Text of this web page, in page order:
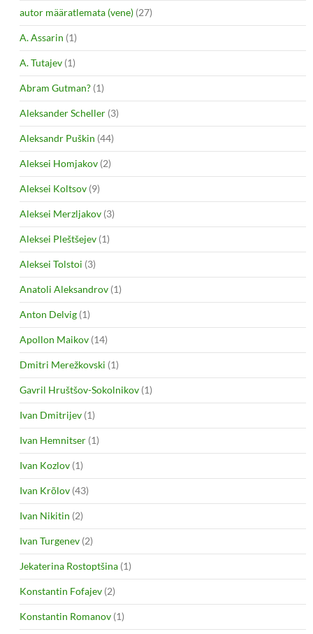
autor määratlemata (vene) (27)
A. Assarin (1)
A. Tutajev (1)
Abram Gutman? (1)
Aleksander Scheller (3)
Aleksandr Puškin (44)
Aleksei Homjakov (2)
Aleksei Koltsov (9)
Aleksei Merzljakov (3)
Aleksei Pleštšejev (1)
Aleksei Tolstoi (3)
Anatoli Aleksandrov (1)
Anton Delvig (1)
Apollon Maikov (14)
Dmitri Merežkovski (1)
Gavril Hruštšov-Sokolnikov (1)
Ivan Dmitrijev (1)
Ivan Hemnitser (1)
Ivan Kozlov (1)
Ivan Krõlov (43)
Ivan Nikitin (2)
Ivan Turgenev (2)
Jekaterina Rostoptšina (1)
Konstantin Fofajev (2)
Konstantin Romanov (1)